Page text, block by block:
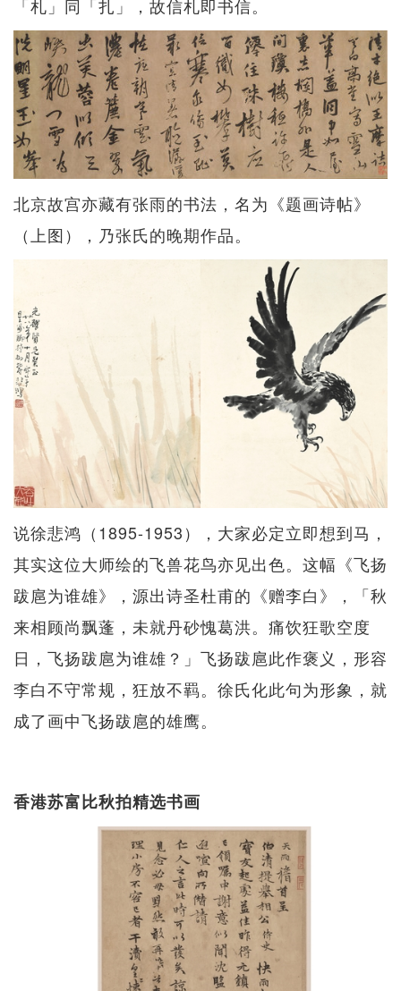
「札」同「扎」，故信札即书信。
北京故宫亦藏有张雨的书法，名为《题画诗帖》
（上图），乃张氏的晚期作品。
说徐悲鸿（1895-1953），大家必定立即想到马，
其实这位大师绘的飞兽花鸟亦见出色。这幅《飞扬
跋扈为谁雄》，源出诗圣杜甫的《赠李白》，「秋
来相顾尚飘蓬，未就丹砂愧葛洪。痛饮狂歌空度
日，飞扬跋扈为谁雄？」飞扬跋扈此作褒义，形容
李白不守常规，狂放不羁。徐氏化此句为形象，就
成了画中飞扬跋扈的雄鹰。
香港苏富比秋拍精选书画